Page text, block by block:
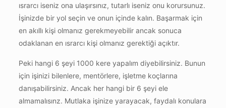
ısrarcı iseniz ona ulaşırsınız, tutarlı iseniz onu korursunuz.
İşinizde bir yol seçin ve onun içinde kalın. Başarmak için
en akıllı kişi olmanız gerekmeyebilir ancak sonuca
odaklanan en ısrarcı kişi olmanız gerektiği açıktır.
Peki hangi 6 şeyi 1000 kere yapalım diyebilirsiniz. Bunun
için işinizi bilenlere, mentörlere, işletme koçlarına
danışabilirsiniz. Ancak her hangi bir 6 şeyi ele
almamalısınz. Mutlaka işinize yarayacak, faydalı konulara